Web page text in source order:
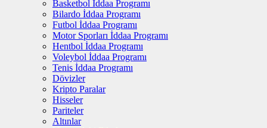
Basketbol İddaa Programı
Bilardo İddaa Programı
Futbol İddaa Programı
Motor Sporları İddaa Programı
Hentbol İddaa Programı
Voleybol İddaa Programı
Tenis İddaa Programı
Dövizler
Kripto Paralar
Hisseler
Pariteler
Altınlar